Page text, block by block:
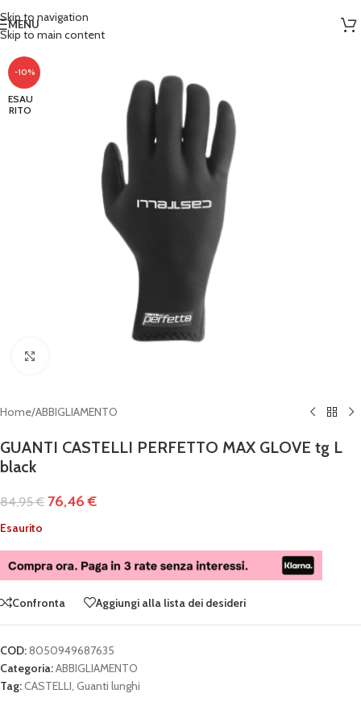
Skip to navigation
Skip to main content
MENU
-10%
ESAU
RITO
Home/ABBIGLIAMENTO
GUANTI CASTELLI PERFETTO MAX GLOVE tg L
black
84,95€ 76,46€
Esaurito
Confronta Aggiungi alla lista dei desideri
COD:8050949687635
Categoria:ABBIGLIAMENTO
Tag:CASTELLI, Guanti lunghi